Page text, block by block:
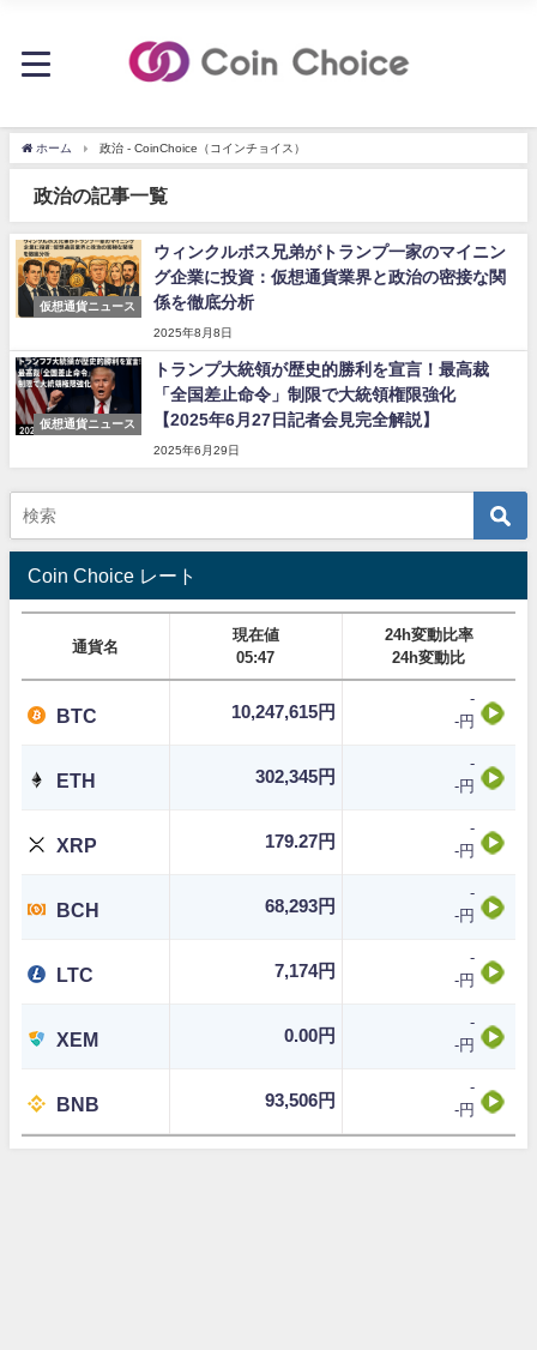
ホーム 政治 - CoinChoice（コインチョイス）
政治の記事一覧
仮想通貨ニュース
ウィンクルボス兄弟がトランプ一家のマイニン
グ企業に投資：仮想通貨業界と政治の密接な関
係を徹底分析
2025年8月8日
仮想通貨ニュース
トランプ大統領が歴史的勝利を宣言！最高裁
「全国差止命令」制限で大統領権限強化
【2025年6月27日記者会見完全解説】
2025年6月29日
Coin Choice レート
通貨名
現在値
05:47
24h変動比率
24h変動比
BTC 10,247,615円
-
-円
ETH 302,345円
-
-円
XRP 179.27円
-
-円
BCH 68,293円
-
-円
LTC 7,174円
-
-円
XEM 0.00円
-
-円
BNB 93,506円
-
-円